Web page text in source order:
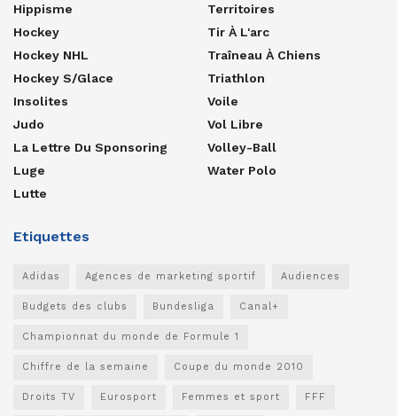
Hippisme
Hockey
Hockey NHL
Hockey S/glace
Insolites
Judo
La Lettre Du Sponsoring
Luge
Lutte
Territoires
Tir À L'arc
Traîneau À Chiens
Triathlon
Voile
Vol Libre
Volley-Ball
Water Polo
Etiquettes
Adidas Agences de marketing sportif Audiences
Budgets des clubs Bundesliga Canal+
Championnat du monde de Formule 1
Chiffre de la semaine Coupe du monde 2010
Droits TV Eurosport Femmes et sport FFF